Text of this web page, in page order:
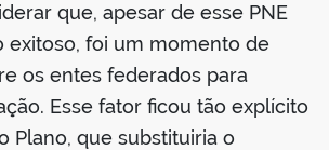
que, apesar de esse PNE
exitoso, foi um momento de
os entes federados para
Esse fator ficou tão explícito
Plano, que substituiria o